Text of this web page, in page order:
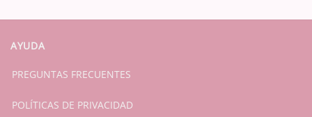
AYUDA
PREGUNTAS FRECUENTES
POLÍTICAS DE PRIVACIDAD